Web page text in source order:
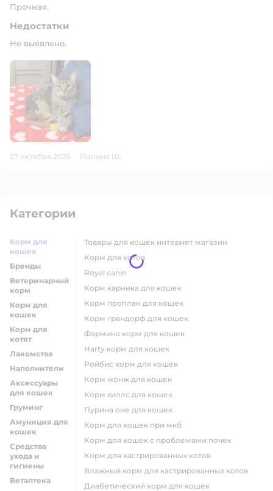
Прочная.
Недостатки
Не выявлено.
27 октября 2025 · Полина Ш.
Категории
Корм для
кошек
Бренды
Ветеринарный
корм
Корм для
кошек
Корм для
котят
Лакомства
Наполнители
Аксессуары
для кошек
Груминг
Амуниция для
кошек
Средства
ухода и
гигиены
Ветаптека
товары для кошек интернет магазин
корм для котов
royal canin
корм карника для кошек
корм проплан для кошек
корм грандорф для кошек
фармина корм для кошек
harty корм для кошек
ройбис корм для кошек
корм монж для кошек
корм хиллс для кошек
пурина оне для кошек
корм для кошек при мкб
корм для кошек с проблемами почек
Корм для кастрированных котов
влажный корм для кастрированных котов
диабетический корм для кошек